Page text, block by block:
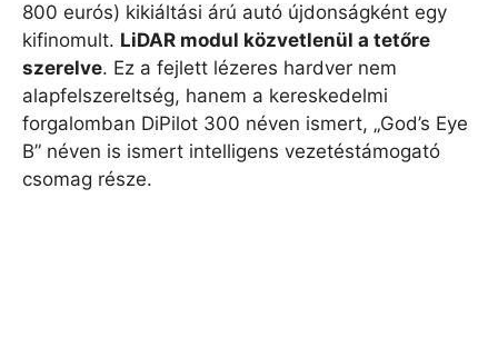
800 eurós) kikiáltási árú autó újdonságként egy
kifinomult. LiDAR modul közvetlenül a tetőre
szerelve. Ez a fejlett lézeres hardver nem
alapfelszereltség, hanem a kereskedelmi
forgalomban DiPilot 300 néven ismert, „God’s Eye
B” néven is ismert intelligens vezetéstámogató
csomag része.